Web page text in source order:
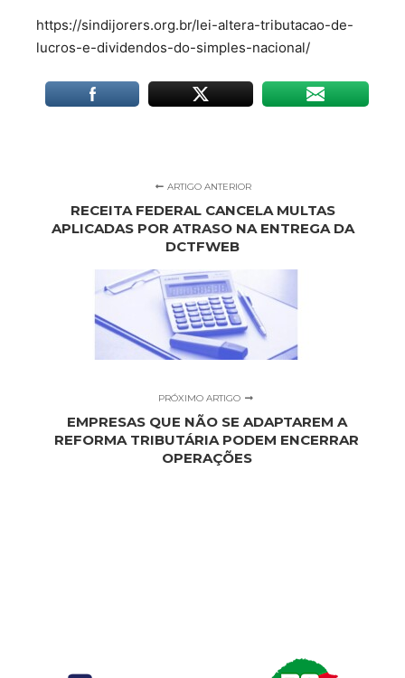
https://sindijorers.org.br/lei-altera-tributacao-de-
lucros-e-dividendos-do-simples-nacional/
ARTIGO ANTERIOR
RECEITA FEDERAL CANCELA MULTAS
APLICADAS POR ATRASO NA ENTREGA DA
DCTFWEB
PRÓXIMO ARTIGO
EMPRESAS QUE NÃO SE ADAPTAREM A
REFORMA TRIBUTÁRIA PODEM ENCERRAR
OPERAÇÕES